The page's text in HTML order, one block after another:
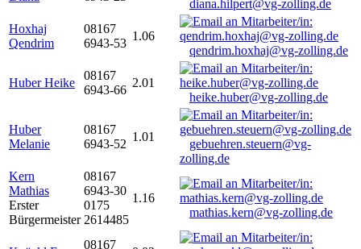
diana.hilpert@vg-zolling.de
Hoxhaj
Qendrim
08167
6943-53
1.06
qendrim.hoxhaj@vg-zolling.de
Huber Heike
08167
6943-66
2.01
heike.huber@vg-zolling.de
Huber
Melanie
08167
6943-52
1.01
gebuehren.steuern@vg-
zolling.de
Kern
Mathias
Erster
Bürgermeister
08167
6943-30
0175
2614485
1.16
mathias.kern@vg-zolling.de
08167